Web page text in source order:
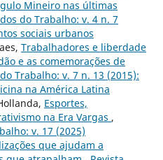
Mineiro nas últimas
do Trabalho: v. 4 n. 7
sociais urbanos
Trabalhadores e liberdade
e as comemorações de
Trabalho: v. 7 n. 13 (2015):
na América Latina
Esportes,
na Era Vargas ,
v. 17 (2025)
que ajudam a